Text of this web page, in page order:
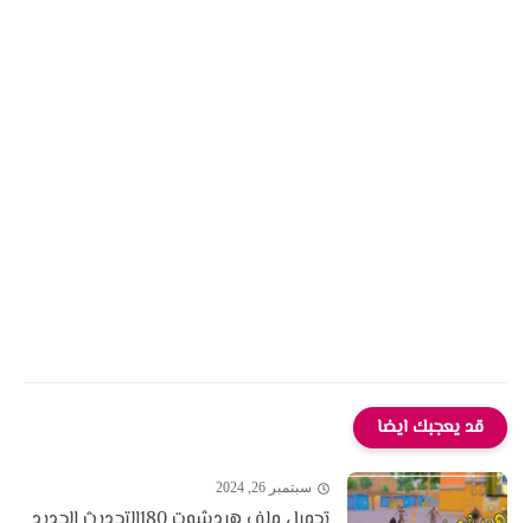
قد يعجبك ايضا
سبتمبر 26, 2024